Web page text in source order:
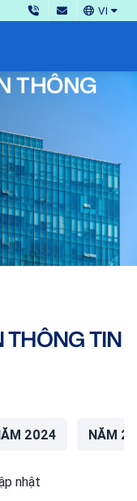
VI
THÔNG
TIN
2024 NĂM
nhật